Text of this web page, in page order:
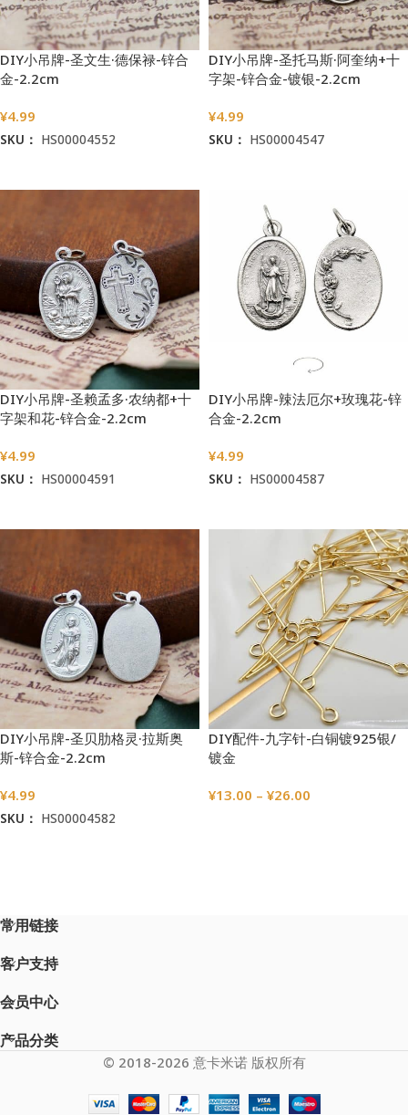
DIY小吊牌-圣文生·德保禄-锌合
金-2.2cm
¥4.99
SKU： HS00004552
DIY小吊牌-圣托马斯·阿奎纳+十
字架-锌合金-镀银-2.2cm
¥4.99
SKU： HS00004547
DIY小吊牌-圣赖孟多·农纳都+十
字架和花-锌合金-2.2cm
¥4.99
SKU： HS00004591
DIY小吊牌-辣法厄尔+玫瑰花-锌
合金-2.2cm
¥4.99
SKU： HS00004587
DIY小吊牌-圣贝肋格灵·拉斯奥
斯-锌合金-2.2cm
¥4.99
SKU： HS00004582
DIY配件-九字针-白铜镀925银/
镀金
¥13.00 – ¥26.00
常用链接
客户支持
会员中心
产品分类
© 2018-2026 意卡米诺 版权所有